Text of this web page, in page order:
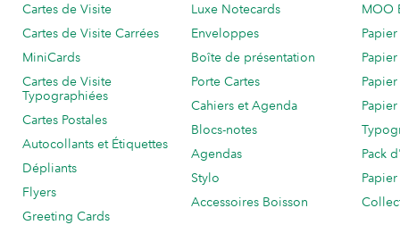
Cartes de Visite
Cartes de Visite Carrées
MiniCards
Cartes de Visite
Typographiées
Cartes Postales
Autocollants et Étiquettes
Dépliants
Flyers
Greeting Cards
Luxe Notecards
Enveloppes
Boîte de présentation
Porte Cartes
Cahiers et Agenda
Blocs-notes
Agendas
Stylo
Accessoires Boisson
MOO
Pack